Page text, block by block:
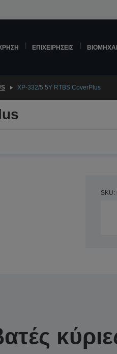
ΕΠΙΧΕΙΡΉΣΕΙΣ
XP-332/5 5Y RTBS CoverPlus
SKU: